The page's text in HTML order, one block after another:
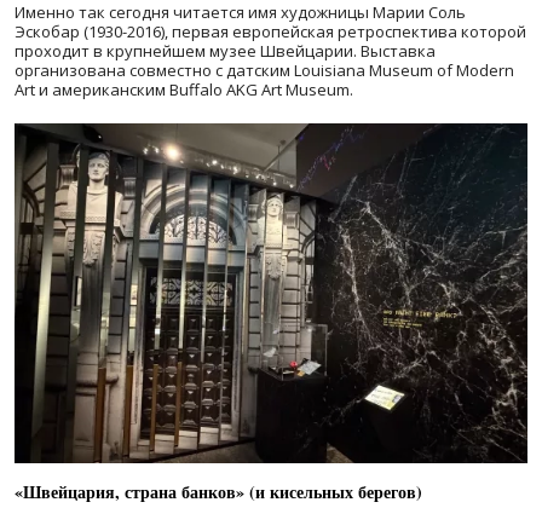
Именно так сегодня читается имя художницы Марии Соль
Эскобар (1930-2016), первая европейская ретроспектива которой
проходит в крупнейшем музее Швейцарии. Выставка
организована совместно с датским Louisiana Museum of Modern
Art и американским Buffalo AKG Art Museum.
«Швейцария, страна банков» (и кисельных берегов)